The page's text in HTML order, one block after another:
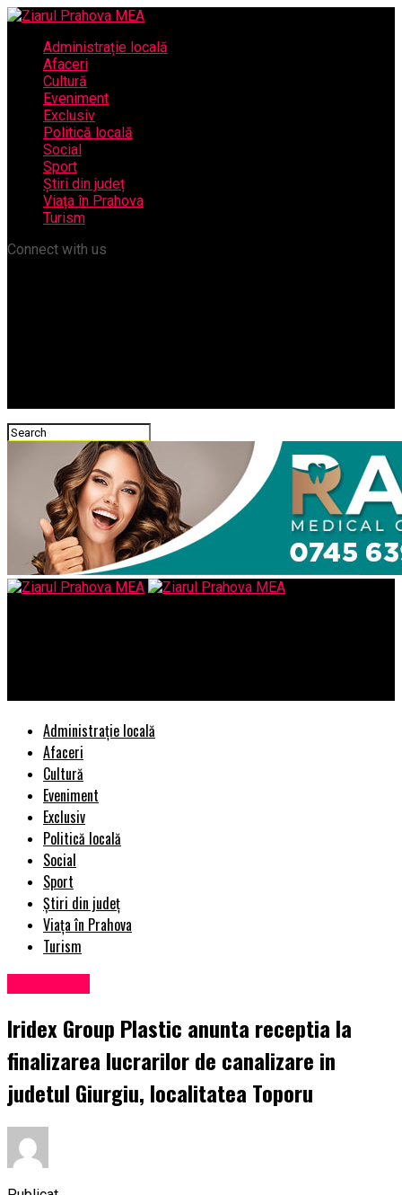
Administrație locală
Afaceri
Cultură
Eveniment
Exclusiv
Politică locală
Social
Sport
Știri din județ
Viața în Prahova
Turism
Connect with us
Administrație locală
Afaceri
Cultură
Eveniment
Exclusiv
Politică locală
Social
Sport
Știri din județ
Viața în Prahova
Turism
Iridex Group Plastic anunta receptia la
finalizarea lucrarilor de canalizare in
judetul Giurgiu, localitatea Toporu